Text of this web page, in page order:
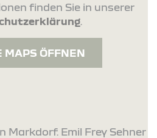
finden Sie in unserer
.
MAPS ÖFFNEN
Emil Frey Sehner